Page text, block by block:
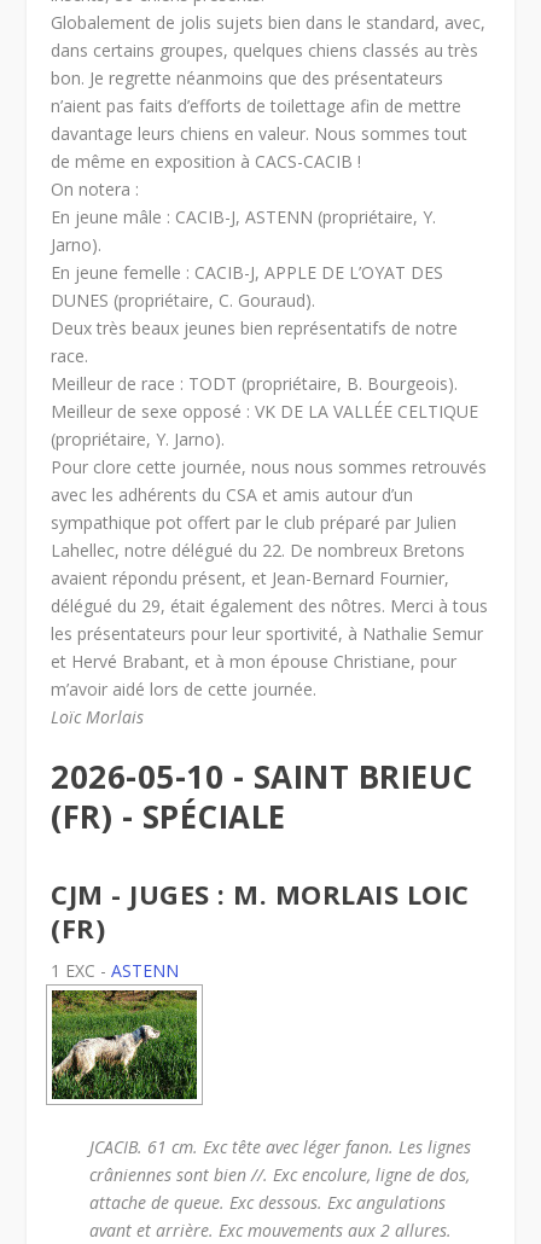
Globalement de jolis sujets bien dans le standard, avec,
dans certains groupes, quelques chiens classés au très
bon. Je regrette néanmoins que des présentateurs
n’aient pas faits d’efforts de toilettage afin de mettre
davantage leurs chiens en valeur. Nous sommes tout
de même en exposition à CACS-CACIB !
On notera :
En jeune mâle : CACIB-J, ASTENN (propriétaire, Y.
Jarno).
En jeune femelle : CACIB-J, APPLE DE L’OYAT DES
DUNES (propriétaire, C. Gouraud).
Deux très beaux jeunes bien représentatifs de notre
race.
Meilleur de race : TODT (propriétaire, B. Bourgeois).
Meilleur de sexe opposé : VK DE LA VALLÉE CELTIQUE
(propriétaire, Y. Jarno).
Pour clore cette journée, nous nous sommes retrouvés
avec les adhérents du CSA et amis autour d’un
sympathique pot offert par le club préparé par Julien
Lahellec, notre délégué du 22. De nombreux Bretons
avaient répondu présent, et Jean-Bernard Fournier,
délégué du 29, était également des nôtres. Merci à tous
les présentateurs pour leur sportivité, à Nathalie Semur
et Hervé Brabant, et à mon épouse Christiane, pour
m’avoir aidé lors de cette journée.
Loïc Morlais
2026-05-10 - SAINT BRIEUC
(FR) - SPÉCIALE
CJM - JUGES : M. MORLAIS LOIC
(FR)
1 EXC -ASTENN
JCACIB. 61 cm. Exc tête avec léger fanon. Les lignes
crâniennes sont bien //. Exc encolure, ligne de dos,
attache de queue. Exc dessous. Exc angulations
avant et arrière. Exc mouvements aux 2 allures.